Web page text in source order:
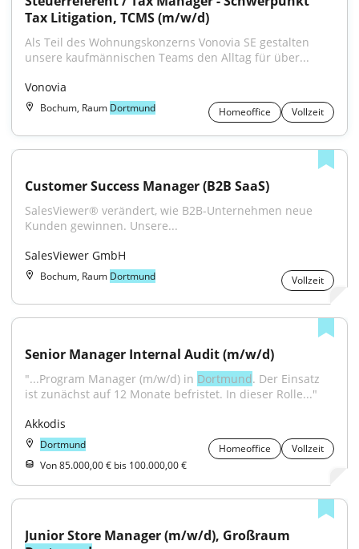
Tax Litigation, TCMS (m/w/d)
Als Teil des Wohnungskonzerns Vonovia SE gestalten
unsere kaufmännischen Teams den Alltag für über...
Vonovia
Bochum, Raum Dortmund Homeoffice Vollzeit
Customer Success Manager (B2B SaaS)
SalesViewer® verändert, wie B2B-Unternehmen neue
Kunden gewinnen. Unsere...
SalesViewer GmbH
Bochum, Raum Dortmund Vollzeit
Senior Manager Internal Audit (m/w/d)
"...Program Manager (m/w/d) in Dortmund. Der Einsatz
ist zunächst auf 12 Monate befristet. In dieser Rolle..."
Akkodis
Dortmund Homeoffice
Vollzeit
Von 85.000,00 € bis 100.000,00 €